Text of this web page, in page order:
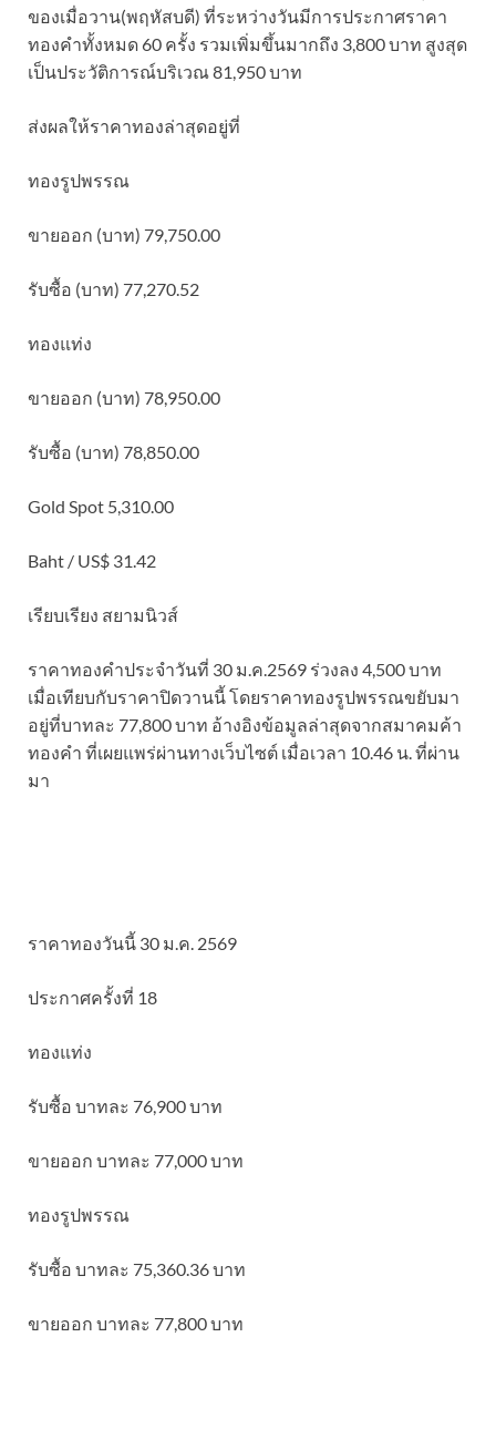
ของเมื่อวาน(พฤหัสบดี) ที่ระหว่างวันมีการประกาศราคา
ทองคำทั้งหมด 60 ครั้ง รวมเพิ่มขึ้นมากถึง 3,800 บาท สูงสุด
เป็นประวัติการณ์บริเวณ 81,950 บาท
ส่งผลให้ราคาทองล่าสุดอยู่ที่
ทองรูปพรรณ
ขายออก (บาท) 79,750.00
รับซื้อ (บาท) 77,270.52
ทองแท่ง
ขายออก (บาท) 78,950.00
รับซื้อ (บาท) 78,850.00
Gold Spot 5,310.00
Baht / US$ 31.42
เรียบเรียง สยามนิวส์
ราคาทองคำประจำวันที่ 30 ม.ค.2569 ร่วงลง 4,500 บาท
เมื่อเทียบกับราคาปิดวานนี้ โดยราคาทองรูปพรรณขยับมา
อยู่ที่บาทละ 77,800 บาท อ้างอิงข้อมูลล่าสุดจากสมาคมค้า
ทองคำ ที่เผยแพร่ผ่านทางเว็บไซต์ เมื่อเวลา 10.46 น. ที่ผ่าน
มา
ราคาทองวันนี้ 30 ม.ค. 2569
ประกาศครั้งที่ 18
ทองแท่ง
รับซื้อ บาทละ 76,900 บาท
ขายออก บาทละ 77,000 บาท
ทองรูปพรรณ
รับซื้อ บาทละ 75,360.36 บาท
ขายออก บาทละ 77,800 บาท